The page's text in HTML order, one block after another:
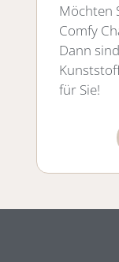
Möchten
Comfy
Dann
für Sie!